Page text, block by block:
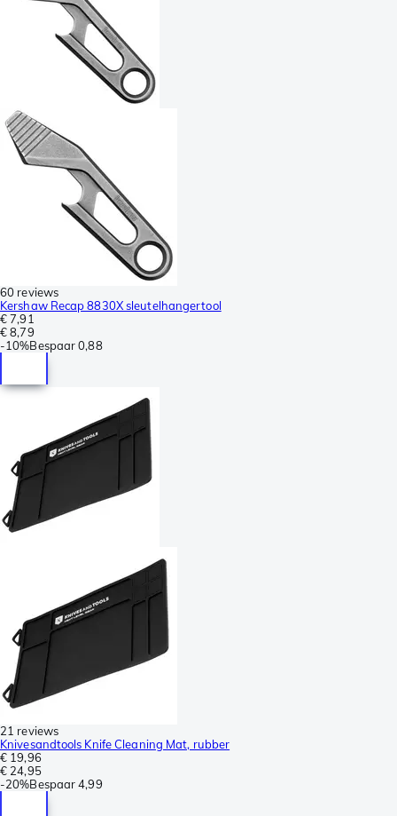
60 reviews
Kershaw Recap 8830X sleutelhangertool
€ 7,91
€ 8,79
-10%Bespaar 0,88
21 reviews
Knivesandtools Knife Cleaning Mat, rubber
€ 19,96
€ 24,95
-20%Bespaar 4,99